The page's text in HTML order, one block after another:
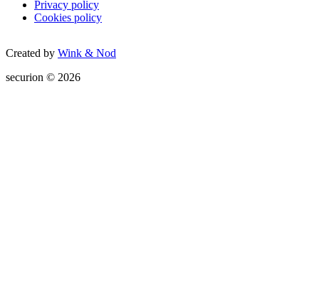
Privacy policy
Cookies policy
Created by Wink & Nod
securion © 2026